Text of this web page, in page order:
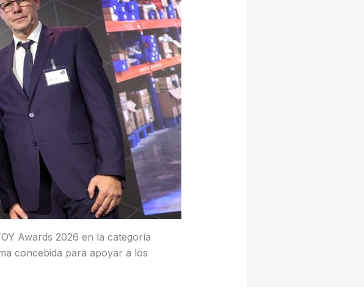
Awards 2026 en la categoría
concebida para apoyar a los